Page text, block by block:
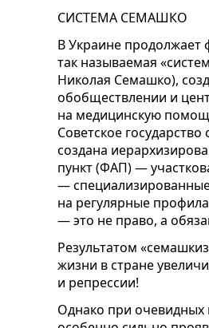
СИСТЕМА СЕМАШКО
В Украине продолжает
так называемая
Николая Семашко),
обобществлении и
на медицинскую
Советское
создана
пункт (ФАП) —
—
на регулярные
— это не право, а
Результатом
жизни в стране
и репрессии!
Однако при очевидных